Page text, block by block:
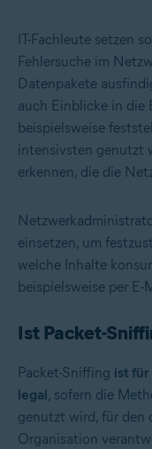
IT-Fachleute setzen
Fehlersuche im
Datenpakete
auch Einblicke in die
beispielsweise
intensivsten genutzt
erkennen, die die
einsetzen, um
welche Inhalte
beispielsweise per
Ist Packet-
Packet-Sniffing ist
legal, sofern die
genutzt wird, für den
Organisation